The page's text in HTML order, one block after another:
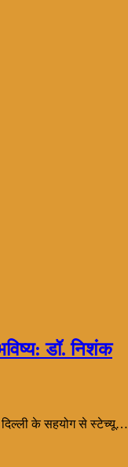
डॉ. निशंक
दिल्ली के सहयोग से स्टेच्यू…